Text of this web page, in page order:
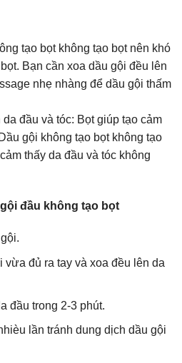
tạo bọt không tạo bọt nên khó
Bạn cần xoa dầu gội đều lên
nhẹ nhàng để dầu gội thấm
đầu và tóc: Bọt giúp tạo cảm
gội không tạo bọt không tạo
thấy da đầu và tóc không
đầu không tạo bọt
vừa đủ ra tay và xoa đều lên da
đầu trong 2-3 phút.
lần tránh dung dịch dầu gội